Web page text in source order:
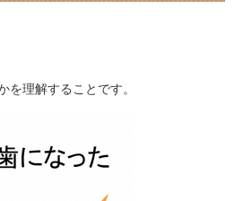
を理解することです。